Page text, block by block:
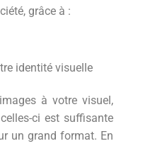
grâce à :
identité visuelle
à votre visuel,
ci est suffisante
un grand format. En